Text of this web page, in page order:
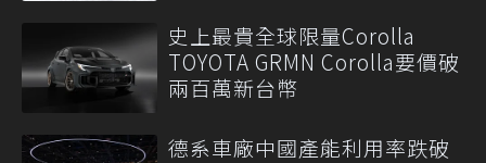
史上最貴全球限量Corolla
TOYOTA GRMN Corolla要價破
兩百萬新台幣
德系車廠中國產能利用率跌破